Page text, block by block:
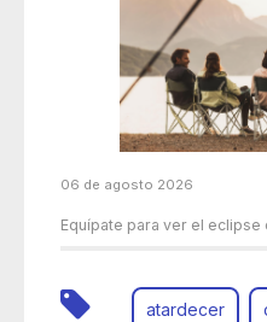
06 de agosto 2026
Equípate para ver el eclipse
atardecer